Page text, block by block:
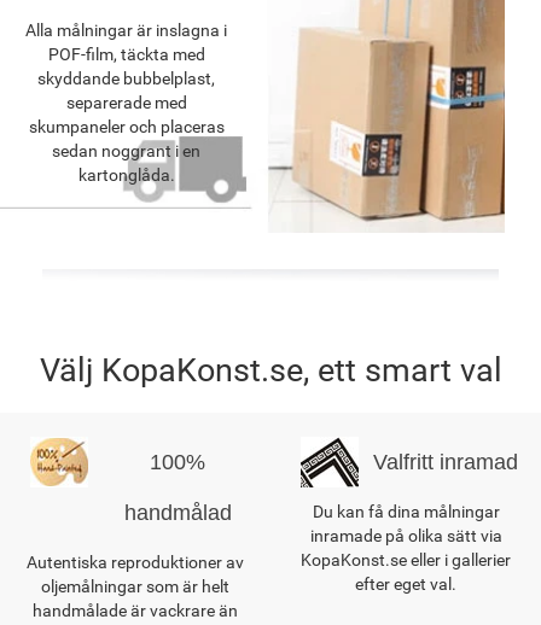
Alla målningar är inslagna i
POF-film, täckta med
skyddande bubbelplast,
separerade med
skumpaneler och placeras
sedan noggrant i en
kartonglåda.
Välj KopaKonst.se, ett smart val
100%
handmålad
Autentiska reproduktioner av
oljemålningar som är helt
handmålade är vackrare än
Valfritt inramad
Du kan få dina målningar
inramade på olika sätt via
KopaKonst.se eller i gallerier
efter eget val.